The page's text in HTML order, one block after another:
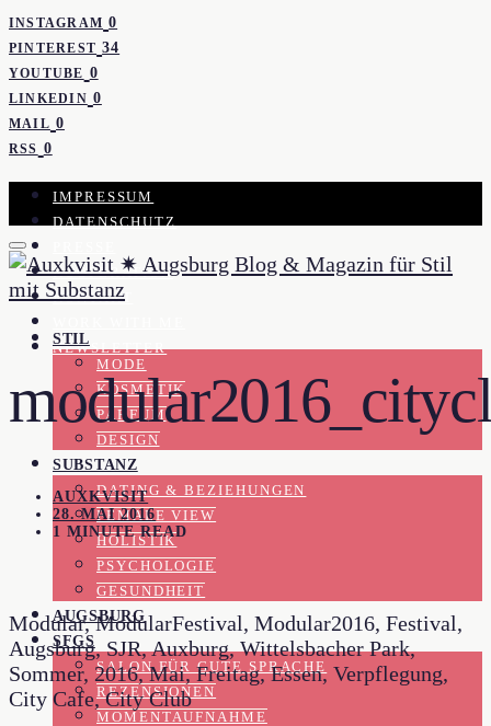
INSTAGRAM 0
PINTEREST 34
YOUTUBE 0
LINKEDIN 0
MAIL 0
RSS 0
IMPRESSUM
DATENSCHUTZ
KOOPERATION
KONTAKT
NEWSLETTER
STIL
MODE
KOSMETIK
PARFUM
DESIGN
SUBSTANZ
DATING & BEZIEHUNGEN
FEMALE VIEW
HOLISTIK
PSYCHOLOGIE
GESUNDHEIT
AUGSBURG
SFGS
SALON FÜR GUTE SPRACHE
REZENSIONEN
MOMENTAUFNAHME
AUXKVISIT
28. MAI 2016
1 MINUTE READ
Modular, ModularFestival, Modular2016, Festival,
Augsburg, SJR, Auxburg, Wittelsbacher Park,
Sommer, 2016, Mai, Freitag, Essen, Verpflegung,
City Cafe, City Club